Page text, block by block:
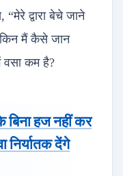
द्वारा बेचे जाने
मैं कैसे जान
वसा कम है?
बिना हज नहीं कर
निर्यातक देंगे